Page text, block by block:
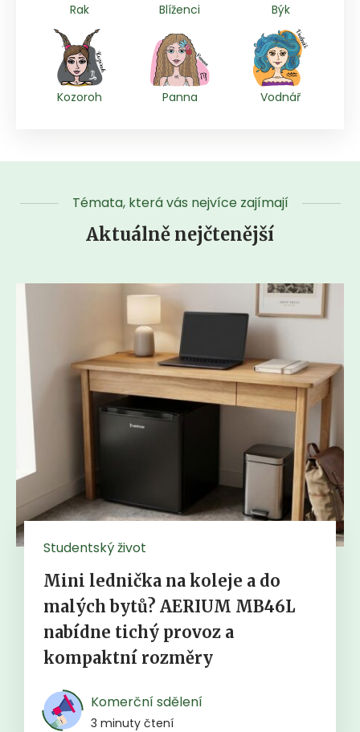
Rak Blíženci Býk
Kozoroh Panna Vodnář
Témata, která vás nejvíce zajímají
Aktuálně nejčtenější
Studentský život
Mini lednička na koleje a do
malých bytů? AERIUM MB46L
nabídne tichý provoz a
kompaktní rozměry
Komerční sdělení
3 minuty čtení